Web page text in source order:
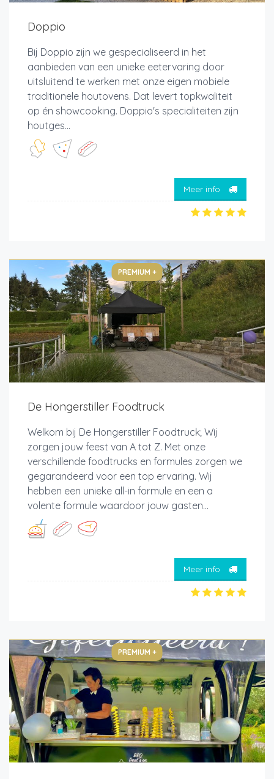
Doppio
Bij Doppio zijn we gespecialiseerd in het
aanbieden van een unieke eetervaring door
uitsluitend te werken met onze eigen mobiele
traditionele houtovens. Dat levert topkwaliteit
op én showcooking. Doppio's specialiteiten zijn
houtges...
Meer info
PREMIUM +
De Hongerstiller Foodtruck
Welkom bij De Hongerstiller Foodtruck; Wij
zorgen jouw feest van A tot Z. Met onze
verschillende foodtrucks en formules zorgen we
gegarandeerd voor een top ervaring. Wij
hebben een unieke all-in formule en een a
volente formule waardoor jouw gasten...
Meer info
PREMIUM +